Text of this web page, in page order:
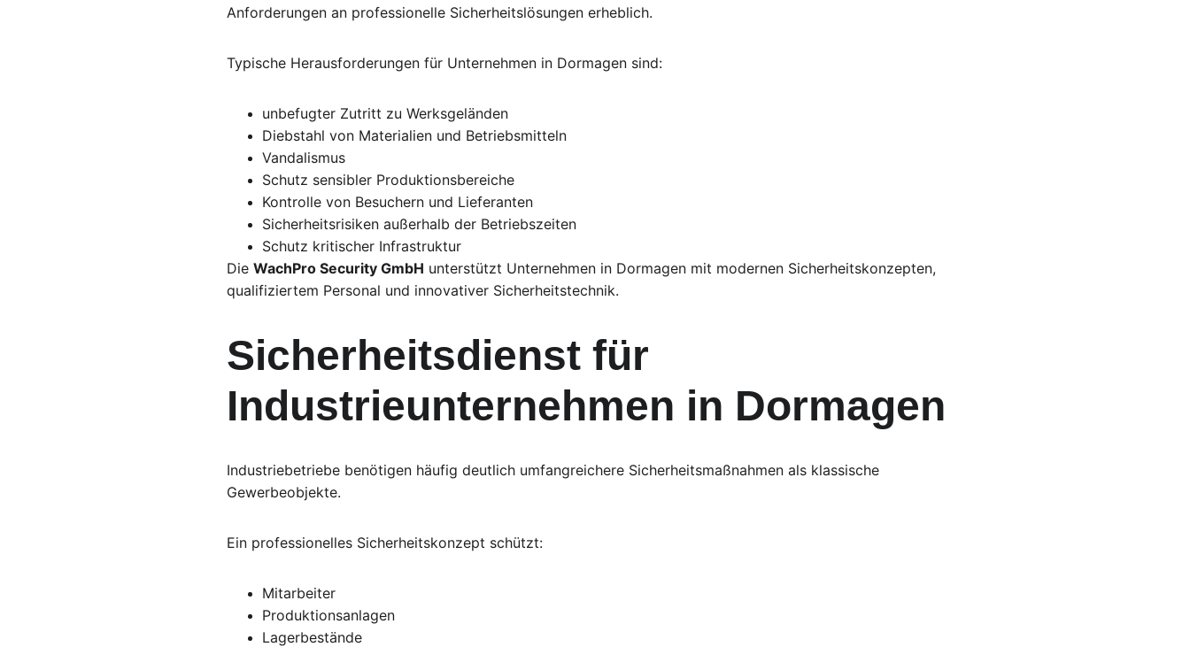
Anforderungen an professionelle Sicherheitslösungen erheblich.
Typische Herausforderungen für Unternehmen in Dormagen sind:
unbefugter Zutritt zu Werksgeländen
Diebstahl von Materialien und Betriebsmitteln
Vandalismus
Schutz sensibler Produktionsbereiche
Kontrolle von Besuchern und Lieferanten
Sicherheitsrisiken außerhalb der Betriebszeiten
Schutz kritischer Infrastruktur
Die WachPro Security GmbH unterstützt Unternehmen in Dormagen mit modernen Sicherheitskonzepten,
qualifiziertem Personal und innovativer Sicherheitstechnik.
Sicherheitsdienst für
Industrieunternehmen in Dormagen
Industriebetriebe benötigen häufig deutlich umfangreichere Sicherheitsmaßnahmen als klassische
Gewerbeobjekte.
Ein professionelles Sicherheitskonzept schützt:
Mitarbeiter
Produktionsanlagen
Lagerbestände